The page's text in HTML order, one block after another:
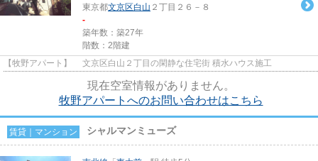
東京都文京区白山 ２丁目２６－８
-
築年数：築27年
階数：2階建
【牧野アパート】 文京区白山２丁目の閑静な住宅街 積水ハウス施工
現在空室情報がありません。
牧野アパートへのお問い合わせはこちら
賃貸｜マンション シャルマンミューズ